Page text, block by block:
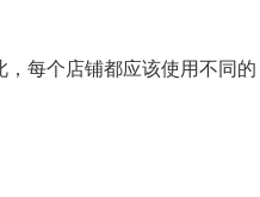
每个店铺都应该使用不同的